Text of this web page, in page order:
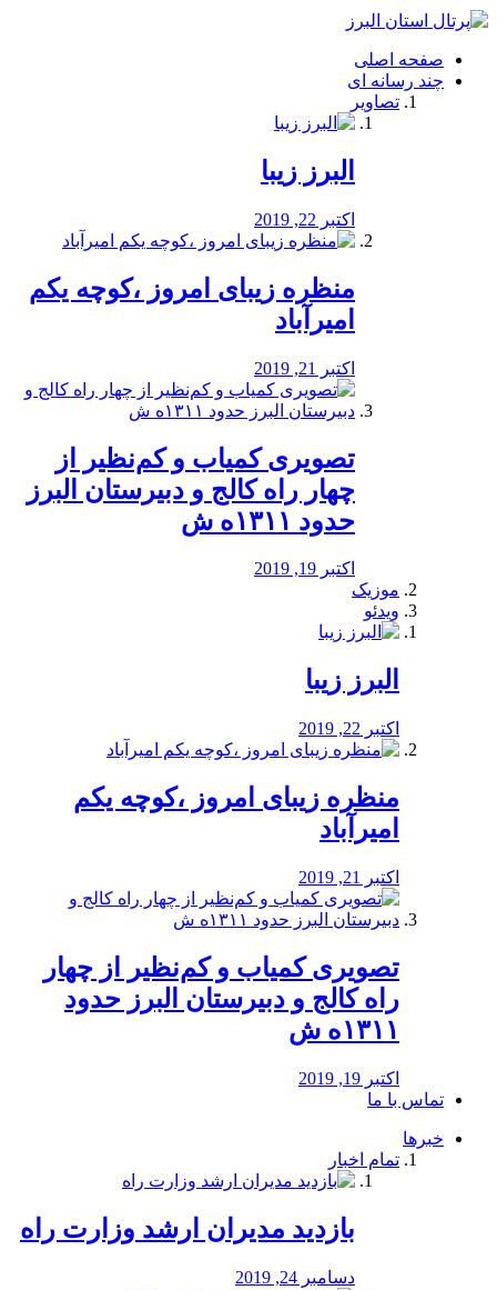
فصد
شرق
تهران
خشکشویی
صفحه اصلی
چند رسانه ای
تصاویر
البرز زیبا
اکتبر 22, 2019
منظره‌‌ زیبای امروز ،کوچه یکم
امیرآباد
اکتبر 21, 2019
️تصویری کمیاب و کم‌نظیر از
چهار راه كالج و دبيرستان البرز
حدود ۱۳۱۱ه ش
اکتبر 19, 2019
موزیک
ویدئو
البرز زیبا
اکتبر 22, 2019
منظره‌‌ زیبای امروز ،کوچه یکم
امیرآباد
اکتبر 21, 2019
️تصویری کمیاب و کم‌نظیر از چهار
راه كالج و دبيرستان البرز حدود
۱۳۱۱ه ش
اکتبر 19, 2019
تماس با ما
خبرها
تمام اخبار
بازدید مدیران ارشد وزارت راه
دسامبر 24, 2019